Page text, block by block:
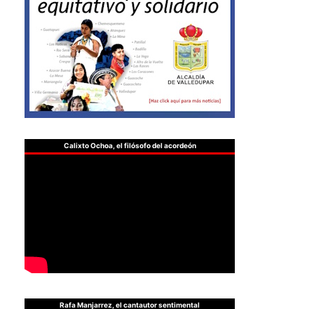
Calixto Ochoa, el filósofo del acordeón
Rafa Manjarrez, el cantautor sentimental